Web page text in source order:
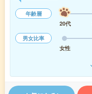
年齢層
20代
男女比率
女性